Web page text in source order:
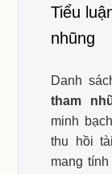
Tiểu
nhũng
Danh
tham
minh
thu hồi
mang